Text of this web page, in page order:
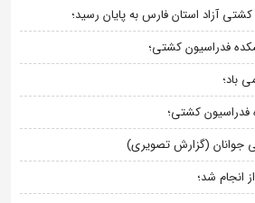
آزاد استان فارس به پایان رسید؛
فدراسیون کشتی؛
فدراسیون کشتی؛
جوانان (گزارش تصویری)
انجام شد؛